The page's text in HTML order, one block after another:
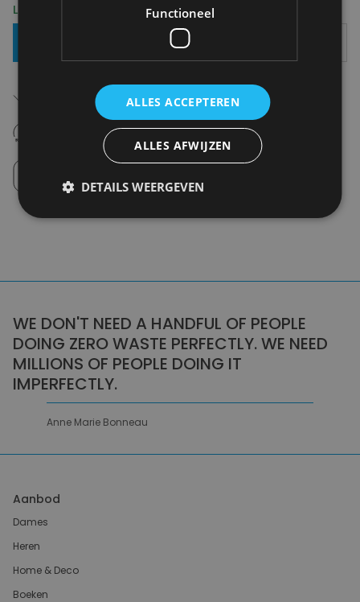
Levering 2-3 Werkdagen
Toevoegen Aan Mandje
Gratis verzending in België
Vanaf €75,00
14 dagen om te retourneren
Nooit meer spijt van krijgen
Afhalen in de winkel tussen 10u-18u.
WE DON'T NEED A HANDFUL OF PEOPLE
DOING ZERO WASTE PERFECTLY. WE NEED
MILLIONS OF PEOPLE DOING IT
IMPERFECTLY.
Anne Marie Bonneau
Aanbod
Dames
Heren
Home & Deco
Boeken
Functioneel
ALLES ACCEPTEREN
ALLES AFWIJZEN
DETAILS WEERGEVEN